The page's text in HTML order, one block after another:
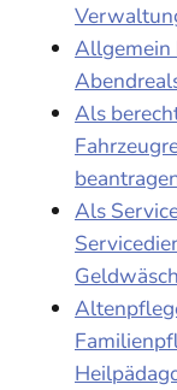
Allgemein
Als
Als